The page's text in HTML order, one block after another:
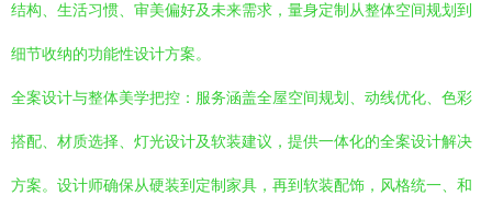
结构、生活习惯、审美偏好及未来需求，量身定制从整体空间规划到
细节收纳的功能性设计方案。
全案设计与整体美学把控：服务涵盖全屋空间规划、动线优化、色彩
搭配、材质选择、灯光设计及软装建议，提供一体化的全案设计解决
方案。设计师确保从硬装到定制家具，再到软装配饰，风格统一、和